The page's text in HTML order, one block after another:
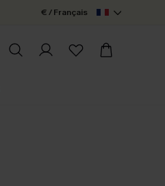
€ / Français